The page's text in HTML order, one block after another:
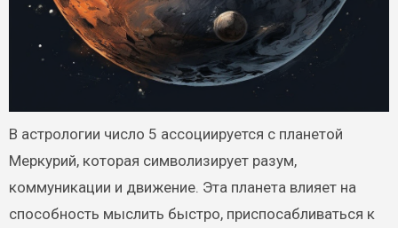
В астрологии число 5 ассоциируется с планетой
Меркурий, которая символизирует разум,
коммуникации и движение. Эта планета влияет на
способность мыслить быстро, приспосабливаться к